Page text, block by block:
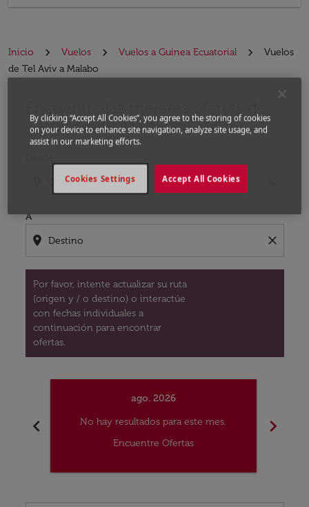
Inicio Vuelos Vuelos a Guinea Ecuatorial
Vuelos
de Tel Aviv a Malabo
vuelo desde Tel Aviv a Malabo
A
location_on close
Por favor, intente actualizar su ruta
(origen y / o destino) o interactúe
con fechas individuales a
continuación para encontrar
ofertas.
chevron_left
ago. 2026
No hay resultados para este mes.
Encuentre Ofertas
chevron_right
By clicking “Accept All Cookies”, you agree to the storing of cookies
on your device to enhance site navigation, analyze site usage, and
assist in our marketing efforts.
Accept All Cookies
Cookies Settings